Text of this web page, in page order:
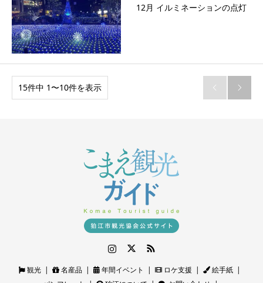
12月 イルミネーションの点灯
15件中 1〜10件を表示  
観光 名産品 年間イベント ロケ支援
絵手紙